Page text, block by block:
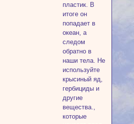
пластик. В
итоге он
попадает в
океан, а
следом
обратно в
наши тела. Не
используйте
крысиный яд,
гербициды и
другие
вещества.,
которые